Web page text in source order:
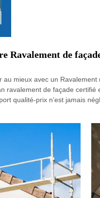
Ravalement de
au mieux avec un
ravalement de façade
qualité-prix n’est jamais